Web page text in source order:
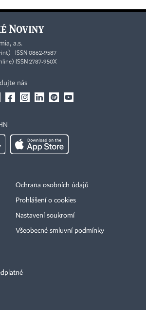
a.s.
ISSN 0862-9587
ISSN 2787-950X
nás
Ochrana osobních údajů
Prohlášení o cookies
Nastavení soukromí
Všeobecné smluvní podmínky